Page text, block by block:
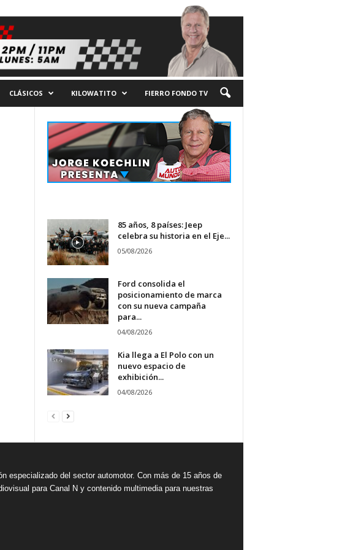
CLÁSICOS KILOWATITO FIERRO FONDO TV
85 años, 8 países: Jeep
celebra su historia en el Eje...
05/08/2026
Ford consolida el
posicionamiento de marca
con su nueva campaña
para...
04/08/2026
Kia llega a El Polo con un
nuevo espacio de
exhibición...
04/08/2026
especializado del sector automotor. Con más de 15 años de
para Canal N y contenido multimedia para nuestras